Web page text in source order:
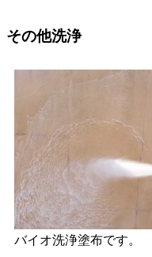
その他洗浄
バイオ洗浄塗布です。